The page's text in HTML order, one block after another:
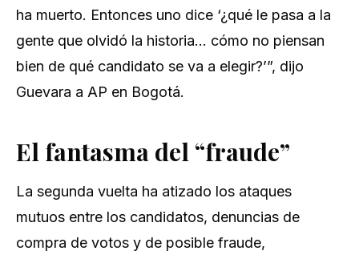
ha muerto. Entonces uno dice ‘¿qué le pasa a la
gente que olvidó la historia… cómo no piensan
bien de qué candidato se va a elegir?’”, dijo
Guevara a AP en Bogotá.
El fantasma del “fraude”
La segunda vuelta ha atizado los ataques
mutuos entre los candidatos, denuncias de
compra de votos y de posible fraude,